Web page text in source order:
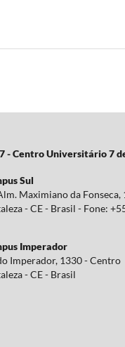
- Centro Universitário 7
Sul
Maximiano da
- CE - Brasil - Fone:
Imperador
Imperador, 1330 - Centro
- CE - Brasil